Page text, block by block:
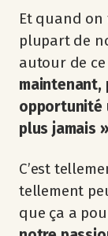
Et quand
plupart de
autour de ce
maintenant,
opportunité
plus jamais »
C’est
tellement
que ça a